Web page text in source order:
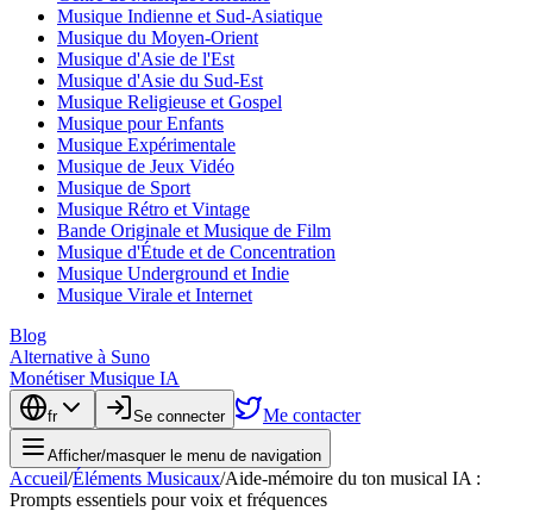
Musique Indienne et Sud-Asiatique
Musique du Moyen-Orient
Musique d'Asie de l'Est
Musique d'Asie du Sud-Est
Musique Religieuse et Gospel
Musique pour Enfants
Musique Expérimentale
Musique de Jeux Vidéo
Musique de Sport
Musique Rétro et Vintage
Bande Originale et Musique de Film
Musique d'Étude et de Concentration
Musique Underground et Indie
Musique Virale et Internet
Blog
Alternative à Suno
Monétiser Musique IA
fr Se connecter Me contacter
Afficher/masquer le menu de navigation
Accueil/Éléments Musicaux/Aide-mémoire du ton musical IA :
Prompts essentiels pour voix et fréquences